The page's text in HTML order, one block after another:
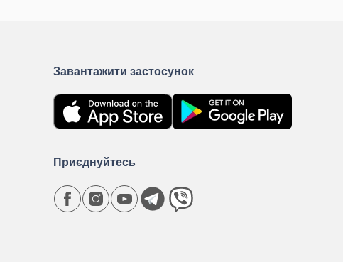
Завантажити застосунок
Приєднуйтесь